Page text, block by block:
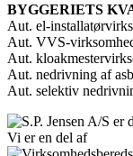
BYGGERIETS
Aut. el-
Aut. VVS-
Aut.
Aut. nedrivning af
Aut. selektiv
Vi er en del af